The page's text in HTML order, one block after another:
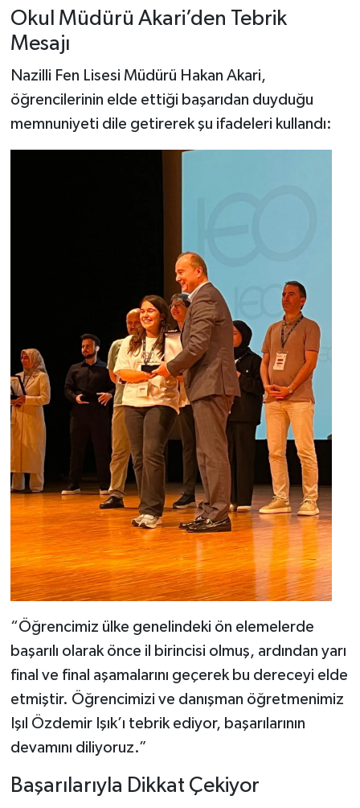
Okul Müdürü Akari’den Tebrik
Mesajı
Nazilli Fen Lisesi Müdürü Hakan Akari,
öğrencilerinin elde ettiği başarıdan duyduğu
memnuniyeti dile getirerek şu ifadeleri kullandı:
“Öğrencimiz ülke genelindeki ön elemelerde
başarılı olarak önce il birincisi olmuş, ardından yarı
final ve final aşamalarını geçerek bu dereceyi elde
etmiştir. Öğrencimizi ve danışman öğretmenimiz
Işıl Özdemir Işık’ı tebrik ediyor, başarılarının
devamını diliyoruz.”
Başarılarıyla Dikkat Çekiyor